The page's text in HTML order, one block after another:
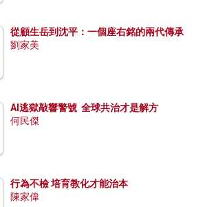
從顧生岳到沈平：一個座右銘的兩代傳承
劉家美
AI逃獄敲響警號 全球共治才是解方
何民傑
行為不檢 培育教化才能治本
陳家偉